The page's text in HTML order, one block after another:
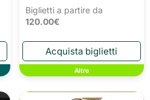
Biglietti a partire da
120.00€
Altro